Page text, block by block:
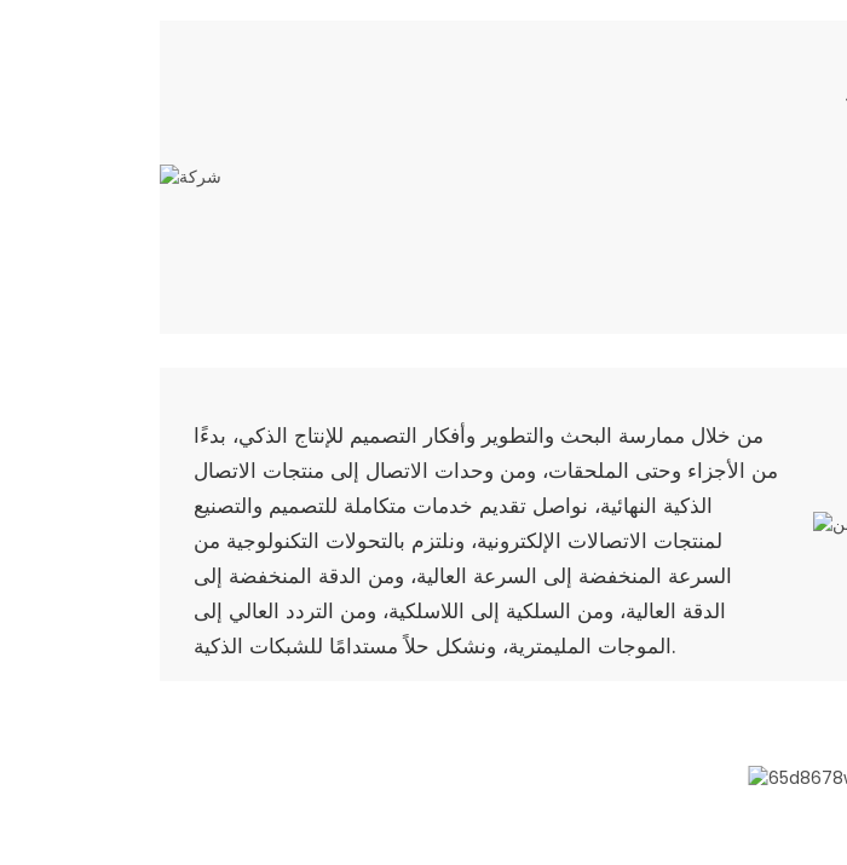
من خلال ممارسة البحث والتطوير وأفكار التصميم للإنتاج الذكي، بدءًا
من الأجزاء وحتى الملحقات، ومن وحدات الاتصال إلى منتجات الاتصال
الذكية النهائية، نواصل تقديم خدمات متكاملة للتصميم والتصنيع
لمنتجات الاتصالات الإلكترونية، ونلتزم بالتحولات التكنولوجية من
السرعة المنخفضة إلى السرعة العالية، ومن الدقة المنخفضة إلى
الدقة العالية، ومن السلكية إلى اللاسلكية، ومن التردد العالي إلى
الموجات المليمترية، ونشكل حلاً مستدامًا للشبكات الذكية.